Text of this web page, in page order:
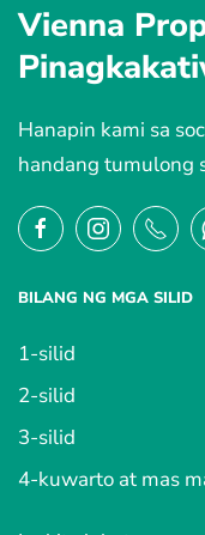
Vienna
Hanapin kami sa
handang tumulong
BILANG NG MGA SILID
1-silid
2-silid
3-silid
4-kuwarto at mas